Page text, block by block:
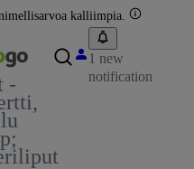
kalliimpia.
-
1 new
notification